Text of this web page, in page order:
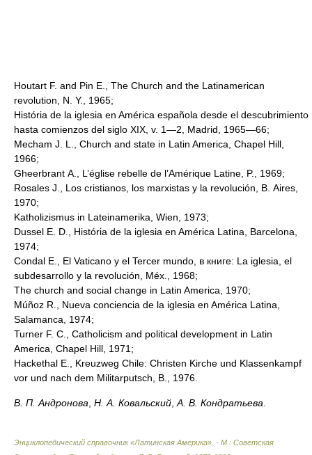
Houtart F. and Pin E., The Church and the Latinamerican
revolution, N. Y., 1965;
História de la iglesia en América española desde el descubrimiento
hasta comienzos del siglo XIX, v. 1—2, Madrid, 1965—66;
Mecham J. L., Church and state in Latin America, Chapel Hill,
1966;
Gheerbrant A., L’église rebelle de l’Amérique Latine, P., 1969;
Rosales J., Los cristianos, los marxistas у la revolución, B. Aires,
1970;
Katholizismus in Lateinamerika, Wien, 1973;
Dussel E. D., História de la iglesia en América Latina, Barcelona,
1974;
Condal E., El Vaticano у el Tercer mundo, в книге: La iglesia, el
subdesarrollo у la revolución, Méx., 1968;
The church and social change in Latin America, 1970;
Múñoz R., Nueva conciencia de la iglesia en América Latina,
Salamanca, 1974;
Turner F. C., Catholicism and political development in Latin
America, Chapel Hill, 1971;
Hackethal E., Kreuzweg Chile: Christen Kirche und Klassenkampf
vor und nach dem Militarputsch, В., 1976.
В. П. Андронова Н. А. Ковальский А. В. Кондратьева
Энциклопедический справочник «Латинская Америка». - М.: Советская